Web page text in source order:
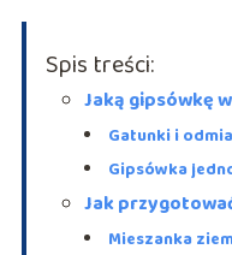
Spis treści:
Jaką gipsówkę
Gatunki i
Gipsówka
Jak
Mieszanka